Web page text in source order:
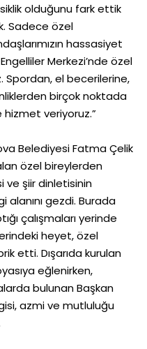
olduğunu fark ettik
Sadece özel
hassasiyet
Merkezi’nde özel
Spordan, el becerilerine,
birçok noktada
veriyoruz.”
Belediyesi Fatma Çelik
özel bireylerden
ve şiir dinletisinin
alanını gezdi. Burada
çalışmaları yerinde
heyet, özel
etti. Dışarıda kurulan
eğlenirken,
bulunan Başkan
azmi ve mutluluğu